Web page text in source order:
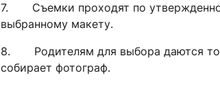
7. Съемки проходят по
выбранному макету.
8. Родителям для выбора даются
собирает фотограф.